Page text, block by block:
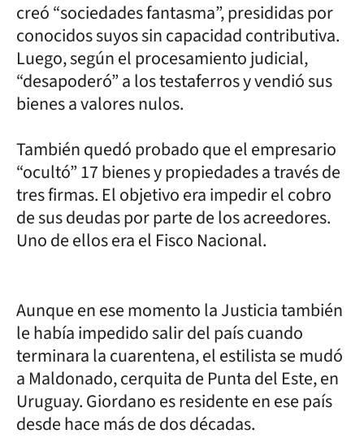
creó “sociedades fantasma”, presididas por
conocidos suyos sin capacidad contributiva.
Luego, según el procesamiento judicial,
“desapoderó” a los testaferros y vendió sus
bienes a valores nulos.
También quedó probado que el empresario
“ocultó” 17 bienes y propiedades a través de
tres firmas. El objetivo era impedir el cobro
de sus deudas por parte de los acreedores.
Uno de ellos era el Fisco Nacional.
Aunque en ese momento la Justicia también
le había impedido salir del país cuando
terminara la cuarentena, el estilista se mudó
a Maldonado, cerquita de Punta del Este, en
Uruguay. Giordano es residente en ese país
desde hace más de dos décadas.